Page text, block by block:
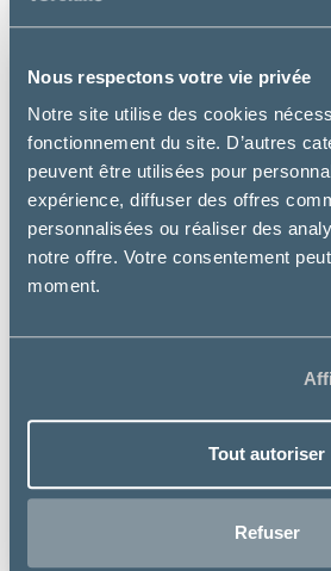
Nous respectons votre vie privée
Notre site utilise des cookies
fonctionnement du site. D’autres
peuvent être utilisées pour
expérience, diffuser des offres
personnalisées ou réaliser des
notre offre. Votre consentement
moment.
Tout autoriser
Refuser